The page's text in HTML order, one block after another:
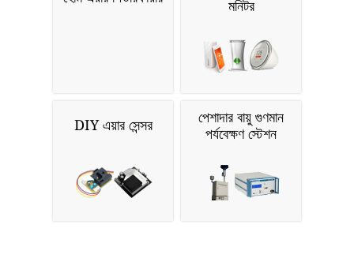
মনিটর
DIY এয়ার সেন্সর
পেশাদার বায়ু গুণমান
পর্যবেক্ষণ স্টেশন